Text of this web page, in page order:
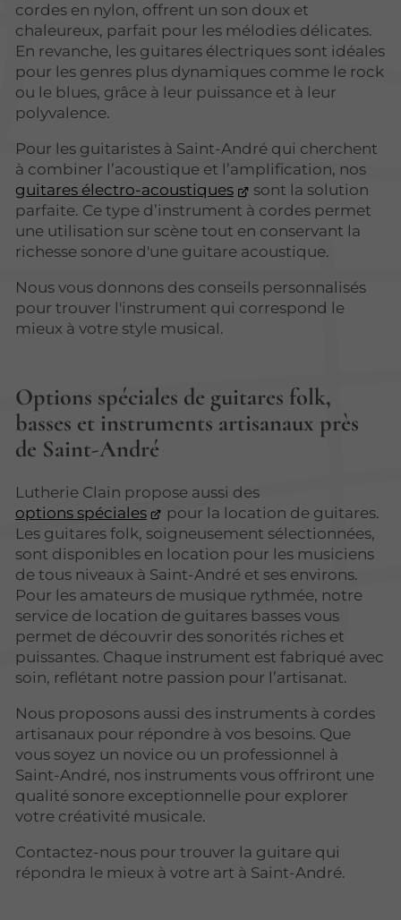
cordes en nylon, offrent un son doux et
chaleureux, parfait pour les mélodies délicates.
En revanche, les guitares électriques sont idéales
pour les genres plus dynamiques comme le rock
ou le blues, grâce à leur puissance et à leur
polyvalence.
Pour les guitaristes à Saint-André qui cherchent
à combiner l’acoustique et l’amplification, nos
guitares électro-acoustiques
sont la solution
parfaite. Ce type d’instrument à cordes permet
une utilisation sur scène tout en conservant la
richesse sonore d'une guitare acoustique.
Nous vous donnons des conseils personnalisés
pour trouver l'instrument qui correspond le
mieux à votre style musical.
Options spéciales de guitares folk,
basses et instruments artisanaux près
de Saint-André
Lutherie Clain propose aussi des
options spéciales
pour la location de guitares.
Les guitares folk, soigneusement sélectionnées,
sont disponibles en location pour les musiciens
de tous niveaux à Saint-André et ses environs.
Pour les amateurs de musique rythmée, notre
service de location de guitares basses vous
permet de découvrir des sonorités riches et
puissantes. Chaque instrument est fabriqué avec
soin, reflétant notre passion pour l’artisanat.
Nous proposons aussi des instruments à cordes
artisanaux pour répondre à vos besoins. Que
vous soyez un novice ou un professionnel à
Saint-André, nos instruments vous offriront une
qualité sonore exceptionnelle pour explorer
votre créativité musicale.
Contactez-nous pour trouver la guitare qui
répondra le mieux à votre art à Saint-André.